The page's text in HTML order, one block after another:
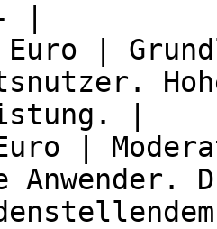
|
Euro |
|
|